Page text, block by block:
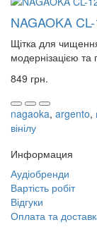
NAGAOKA
Щітка для
модернізацією та
849 грн.
nagaoka, argento,
вінілу
Информация
Аудіобренди
Вартість робіт
Відгуки
Оплата та